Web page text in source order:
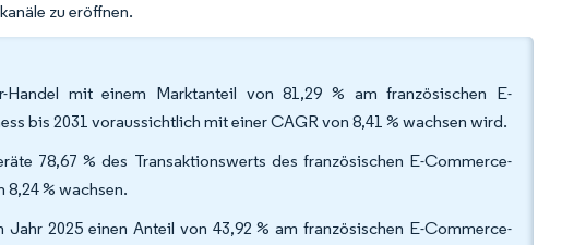
zu eröffnen.
Handel mit einem Marktanteil von 81,29 % am französischen E-
bis 2031 voraussichtlich mit einer CAGR von 8,41 % wachsen wird.
78,67 % des Transaktionswerts des französischen E-Commerce-
8,24 % wachsen.
2025 einen Anteil von 43,92 % am französischen E-Commerce-